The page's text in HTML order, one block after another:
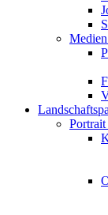
Portrait